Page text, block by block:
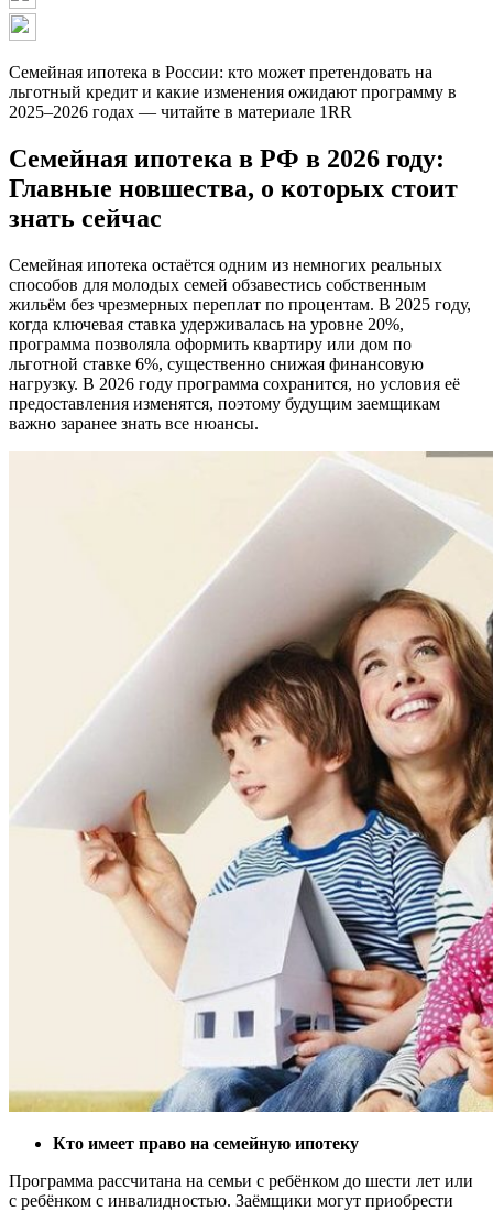
Семейная ипотека в России: кто может претендовать на
льготный кредит и какие изменения ожидают программу в
2025–2026 годах — читайте в материале 1RR
Семейная ипотека в РФ в 2026 году:
Главные новшества, о которых стоит
знать сейчас
Семейная ипотека остаётся одним из немногих реальных
способов для молодых семей обзавестись собственным
жильём без чрезмерных переплат по процентам. В 2025 году,
когда ключевая ставка удерживалась на уровне 20%,
программа позволяла оформить квартиру или дом по
льготной ставке 6%, существенно снижая финансовую
нагрузку. В 2026 году программа сохранится, но условия её
предоставления изменятся, поэтому будущим заемщикам
важно заранее знать все нюансы.
Кто имеет право на семейную ипотеку
Программа рассчитана на семьи с ребёнком до шести лет или
с ребёнком с инвалидностью. Заёмщики могут приобрести